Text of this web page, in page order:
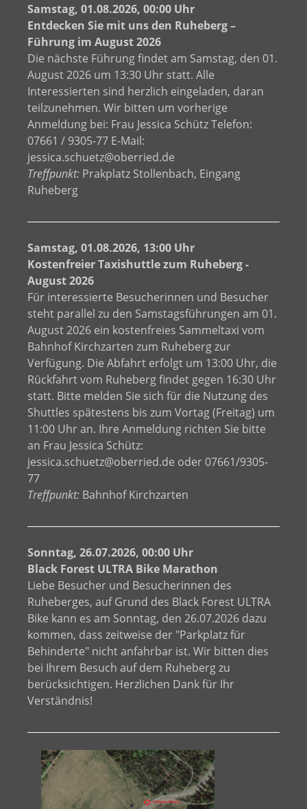
Samstag, 01.08.2026, 00:00 Uhr
Entdecken Sie mit uns den Ruheberg –
Führung im August 2026
Die nächste Führung findet am Samstag, den 01.
August 2026 um 13:30 Uhr statt. Alle
Interessierten sind herzlich eingeladen, daran
teilzunehmen. Wir bitten um vorherige
Anmeldung bei: Frau Jessica Schütz Telefon:
07661 / 9305-77 E-Mail:
jessica.schuetz@oberried.de
Treffpunkt: Prakplatz Stollenbach, Eingang
Ruheberg
Samstag, 01.08.2026, 13:00 Uhr
Kostenfreier Taxishuttle zum Ruheberg -
August 2026
Für interessierte Besucherinnen und Besucher
steht parallel zu den Samstagsführungen am 01.
August 2026 ein kostenfreies Sammeltaxi vom
Bahnhof Kirchzarten zum Ruheberg zur
Verfügung. Die Abfahrt erfolgt um 13:00 Uhr, die
Rückfahrt vom Ruheberg findet gegen 16:30 Uhr
statt. Bitte melden Sie sich für die Nutzung des
Shuttles spätestens bis zum Vortag (Freitag) um
11:00 Uhr an. Ihre Anmeldung richten Sie bitte
an Frau Jessica Schütz:
jessica.schuetz@oberried.de oder 07661/9305-
77
Treffpunkt: Bahnhof Kirchzarten
Sonntag, 26.07.2026, 00:00 Uhr
Black Forest ULTRA Bike Marathon
Liebe Besucher und Besucherinnen des
Ruheberges, auf Grund des Black Forest ULTRA
Bike kann es am Sonntag, den 26.07.2026 dazu
kommen, dass zeitweise der "Parkplatz für
Behinderte" nicht anfahrbar ist. Wir bitten dies
bei Ihrem Besuch auf dem Ruheberg zu
berücksichtigen. Herzlichen Dank für Ihr
Verständnis!